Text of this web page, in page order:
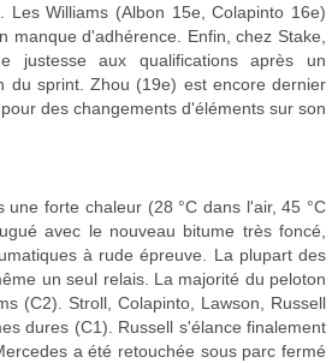
Les Williams (Albon 15e, Colapinto 16e)
manque d'adhérence. Enfin, chez Stake,
justesse aux qualifications après un
du sprint. Zhou (19e) est encore dernier
des changements d'éléments sur son
une forte chaleur (28 °C dans l'air, 45 °C
avec le nouveau bitume très foncé,
à rude épreuve. La plupart des
un seul relais. La majorité du peloton
(C2). Stroll, Colapinto, Lawson, Russell
dures (C1). Russell s'élance finalement
a été retouchée sous parc fermé